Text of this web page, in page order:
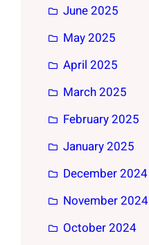
June 2025
May 2025
April 2025
March 2025
February 2025
January 2025
December 2024
November 2024
October 2024